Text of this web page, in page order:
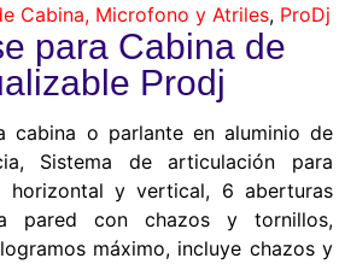
Cabina, Microfono y Atriles, ProDj
para Cabina de
Prodj
cabina o parlante en aluminio de
Sistema de articulación para
horizontal y vertical, 6 aberturas
pared con chazos y tornillos,
máximo, incluye chazos y